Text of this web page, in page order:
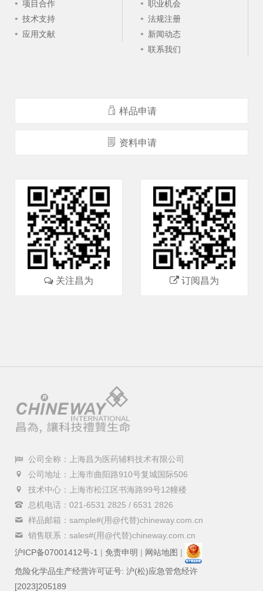
项目合作
技术支持
应用文献
职业机会
法规注册
新闻动态
联系我们
样品申请
资料申请
关注昌为 订阅昌为
公司全称：上海昌为医药辅料技术有限公司
公司地址：上海市曲阳路910号复城国际506
技术中心：上海市松江区书海路99号12幢楼
总机电话：021-6531 2825 / 6531 2826
样品邮箱：sample#(用@代替)chineway.com.cn
销售联系：sales#(用@代替)chineway.com.cn
沪ICP备07001412号-1 | 免责申明 | 网站地图 |
危险化学品生产经营许可证号: 沪(松)应急管危经许
[2023]205189